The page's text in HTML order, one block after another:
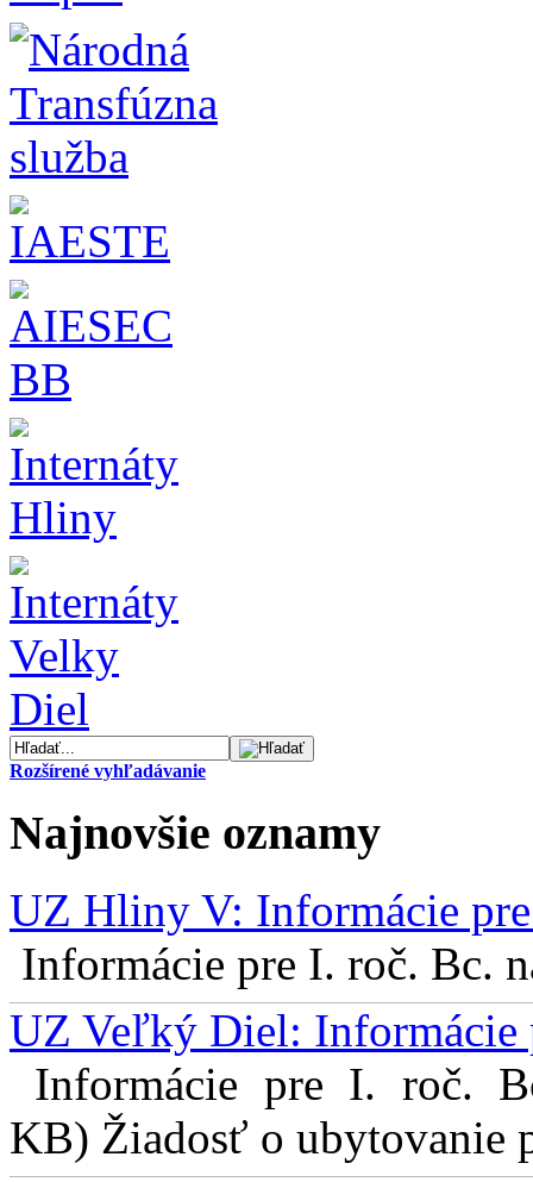
Rozšírené vyhľadávanie
Najnovšie oznamy
UZ Hliny V: Informácie
Informácie pre I. roč. Bc.
UZ Veľký Diel: Informácie
Informácie pre I. roč.
KB) Žiadosť o ubytovanie